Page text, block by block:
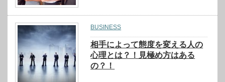
BUSINESS
相手によって態度を変える人の
心理とは？！見極め方はある
の？！